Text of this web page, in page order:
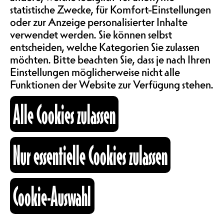
ABOS & TARIFE
INFORMATIONEN
KARTOGRAPHIE
SUCHE
fb
+41 26 322 57 67
gerne noch etwas verlängern
möchten.Entdeckt das gesamte
Programm des wunderbaren Les
Georges hier !
CH
Novoboy
Indie
statistische Zwecke, für Komfort-Einstellungen
oder zur Anzeige personalisierter Inhalte
verwendet werden. Sie können selbst
entscheiden, welche Kategorien Sie zulassen
möchten. Bitte beachten Sie, dass je nach Ihren
Einstellungen möglicherweise nicht alle
Funktionen der Website zur Verfügung stehen.
Alle Cookies zulassen
Nur essentielle Cookies zulassen
Cookie-Auswahl